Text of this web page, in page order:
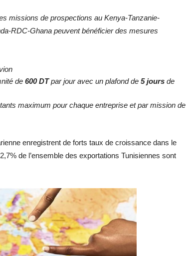
missions de prospections au Kenya-Tanzanie-
RDC-Ghana peuvent bénéficier des mesures
de 600 DTpar jour avec un plafond de 5 jours de
maximum pour chaque entreprise et par mission de
enregistrent de forts taux de croissance dans le
de l’ensemble des exportations Tunisiennes sont